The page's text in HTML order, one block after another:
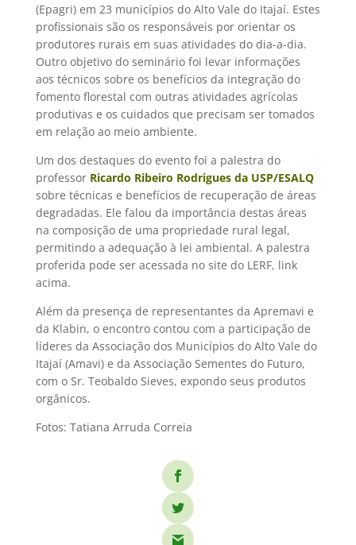
(Epagri) em 23 municípios do Alto Vale do Itajaí. Estes
profissionais são os responsáveis por orientar os
produtores rurais em suas atividades do dia-a-dia.
Outro objetivo do seminário foi levar informações
aos técnicos sobre os benefícios da integração do
fomento florestal com outras atividades agrícolas
produtivas e os cuidados que precisam ser tomados
em relação ao meio ambiente.
Um dos destaques do evento foi a palestra do
professor Ricardo Ribeiro Rodrigues da USP/ESALQ
sobre técnicas e benefícios de recuperação de áreas
degradadas. Ele falou da importância destas áreas
na composição de uma propriedade rural legal,
permitindo a adequação à lei ambiental. A palestra
proferida pode ser acessada no site do LERF, link
acima.
Além da presença de representantes da Apremavi e
da Klabin, o encontro contou com a participação de
líderes da Associação dos Municípios do Alto Vale do
Itajaí (Amavi) e da Associação Sementes do Futuro,
com o Sr. Teobaldo Sieves, expondo seus produtos
orgânicos.
Fotos: Tatiana Arruda Correia